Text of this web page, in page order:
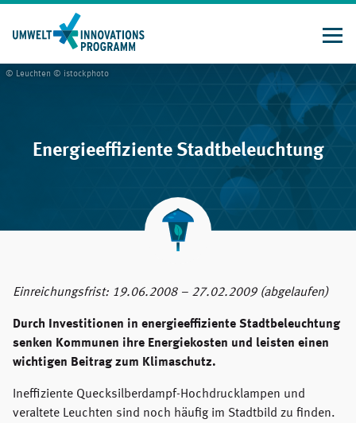
zum
© Leuchten © istockphoto
Energieeffiziente Stadtbeleuchtung
Einreichungsfrist: 19.06.2008 – 27.02.2009 (abgelaufen)
Durch Investitionen in energieeffiziente Stadtbeleuchtung
senken Kommunen ihre Energiekosten und leisten einen
wichtigen Beitrag zum Klimaschutz.
Ineffiziente Quecksilberdampf-Hochdrucklampen und
veraltete Leuchten sind noch häufig im Stadtbild zu finden.